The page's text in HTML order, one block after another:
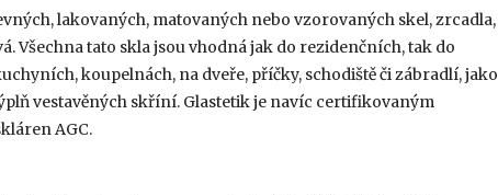
lakovaných, matovaných nebo vzorovaných skel, zrcadla,
Všechna tato skla jsou vhodná jak do rezidenčních, tak do
koupelnách, na dveře, příčky, schodiště či zábradlí, jako
vestavěných skříní. Glastetik je navíc certifikovaným
AGC.